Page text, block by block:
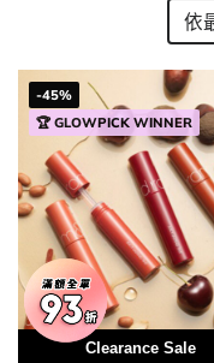
-45%
🏆 GLOWPICK WINNER
Clearance Sale